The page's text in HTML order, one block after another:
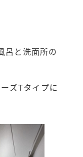
呂と洗面所の
ズTタイプに